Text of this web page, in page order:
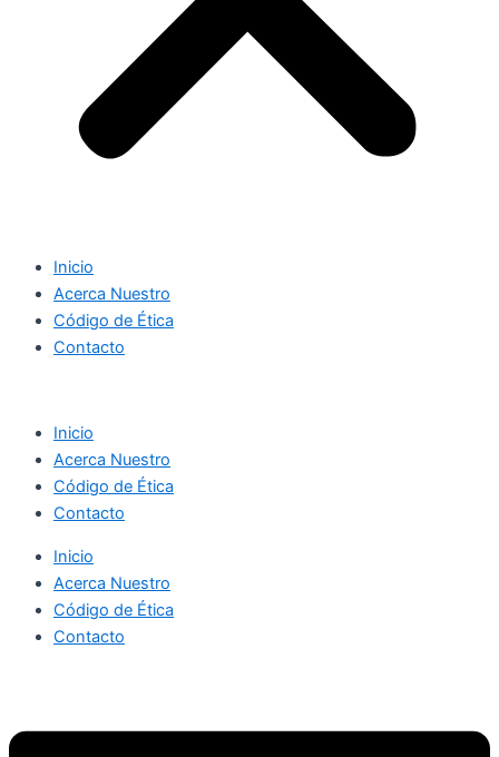
Inicio
Acerca Nuestro
Código de Ética
Contacto
Inicio
Acerca Nuestro
Código de Ética
Contacto
Inicio
Acerca Nuestro
Código de Ética
Contacto